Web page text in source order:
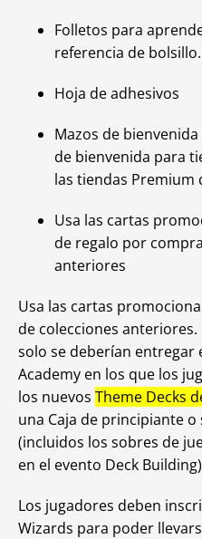
Folletos para
referencia de bolsillo.
Hoja de adhesivos
Mazos de
de bienvenida para
las tiendas Premium
Usa las cartas
de regalo por
anteriores
Usa las cartas
de colecciones
solo se deberían entregar
Academy en los que los
los nuevos Theme Decks
una Caja de principiante
(incluidos los sobres de
en el evento Deck
Los jugadores deben
Wizards para poder